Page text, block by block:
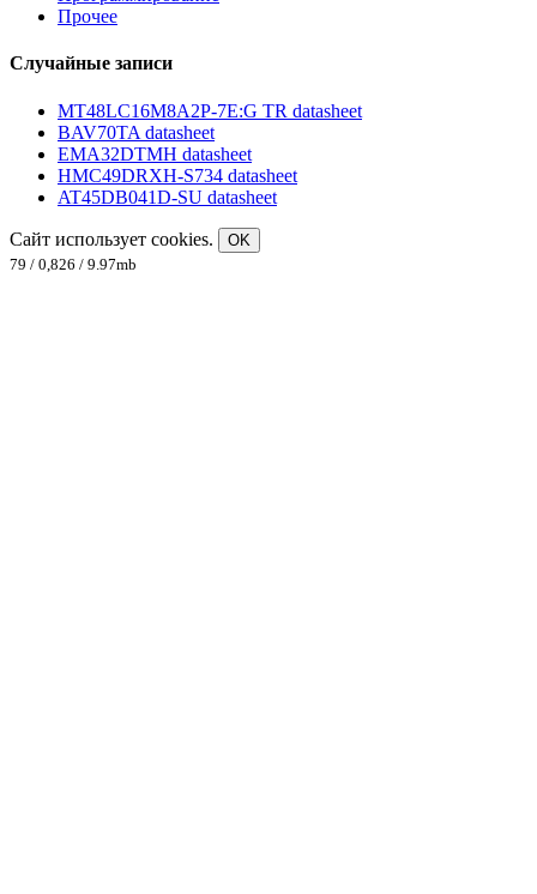
Прочее
Случайные записи
MT48LC16M8A2P-7E:G TR datasheet
BAV70TA datasheet
EMA32DTMH datasheet
HMC49DRXH-S734 datasheet
AT45DB041D-SU datasheet
Сайт использует cookies.
OK
79 / 0,826 / 9.97mb